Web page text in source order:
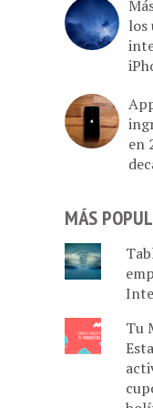
los
en
MÁS
Tu